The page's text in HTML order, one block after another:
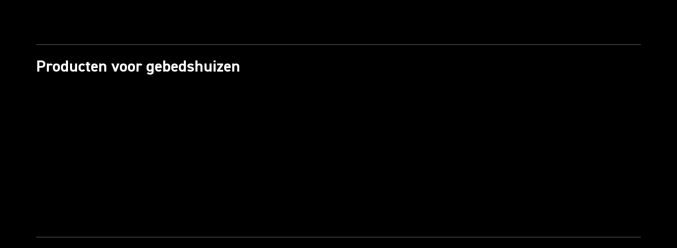
Producten voor gebedshuizen